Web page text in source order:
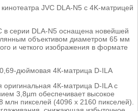
JVC DLA-N5 с 4K-матрицей
в серии DLA-N5 оснащена новейшей
объективом диаметром 65 мм
и четкого изображения в формате
дюймовая 4К-матрица D-ILA
4К-матрица D-ILA с
3,8µm обеспечивает высокое
млн пикселей (4096 x 2160 пикселей).